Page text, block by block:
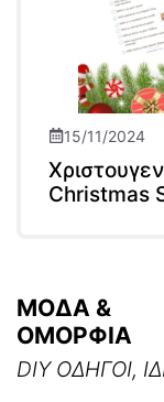
15/11/2024
Christmas
ΜΟΔΑ &
ΟΜΟΡΦΙΑ
DIY ΟΔΗΓΟΙ,